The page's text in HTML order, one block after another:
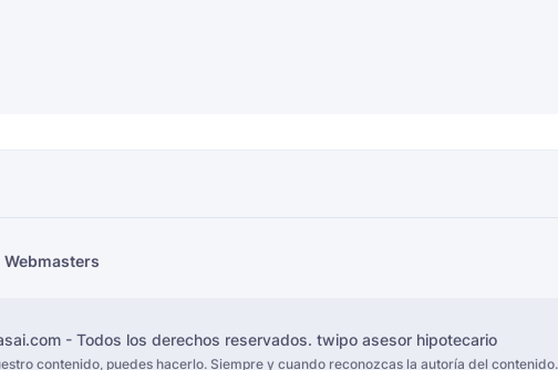
Webmasters
- Todos los derechos reservados. twipo asesor hipotecario
contenido, puedes hacerlo. Siempre y cuando reconozcas la autoría del contenido.